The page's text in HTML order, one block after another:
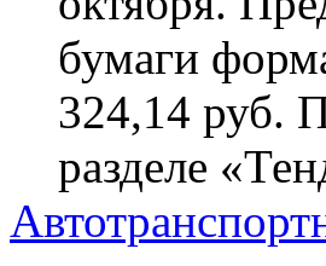
бумаги
324,14 руб.
разделе